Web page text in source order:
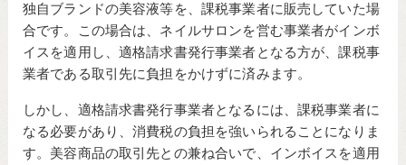
独自ブランドの美容液等を、課税事業者に販売していた場
合です。この場合は、ネイルサロンを営む事業者がインボ
イスを適用し、適格請求書発行事業者となる方が、課税事
業者である取引先に負担をかけずに済みます。
しかし、適格請求書発行事業者となるには、課税事業者に
なる必要があり、消費税の負担を強いられることになりま
す。美容商品の取引先との兼ね合いで、インボイスを適用